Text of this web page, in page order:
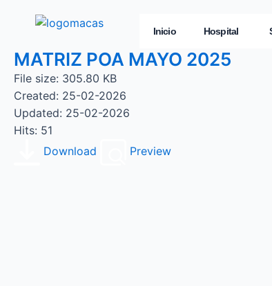
Inicio Hospital
MATRIZ POA MAYO 2025
File size: 305.80 KB
Created: 25-02-2026
Updated: 25-02-2026
Hits: 51
Download
Preview